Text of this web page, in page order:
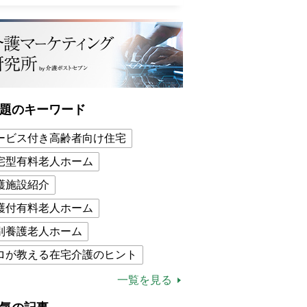
のキーワード
ビス付き高齢者向け住宅
型有料老人ホーム
施設紹介
付有料老人ホーム
養護老人ホーム
が教える在宅介護のヒント
介護食
ブー
ケアマネジャー
一覧を見る